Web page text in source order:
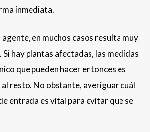
inmediata.
en muchos casos resulta muy
hay plantas afectadas, las medidas
que pueden hacer entonces es
resto. No obstante, averiguar cuál
entrada es vital para evitar que se